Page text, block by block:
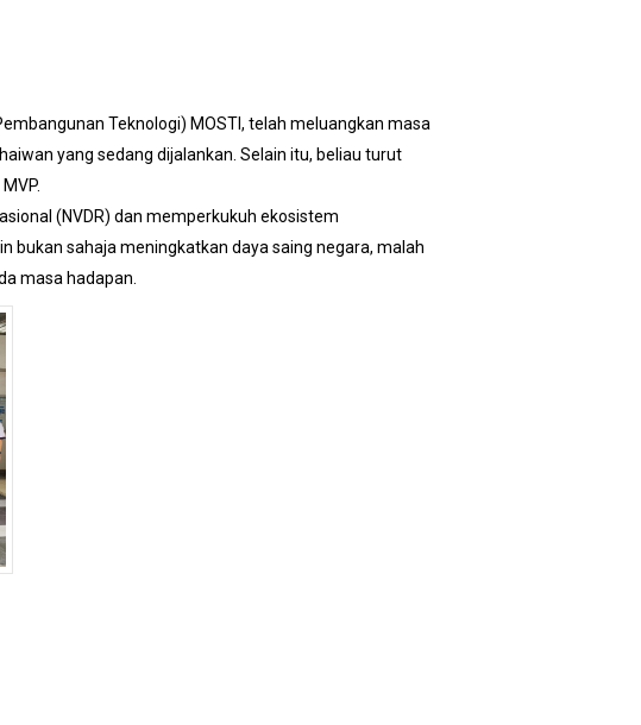
Teknologi) MOSTI, telah meluangkan masa
yang sedang dijalankan. Selain itu, beliau turut
(NVDR) dan memperkukuh ekosistem
bukan sahaja meningkatkan daya saing negara, malah
masa hadapan.